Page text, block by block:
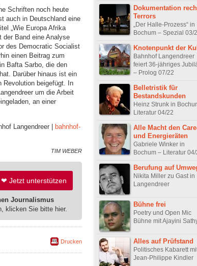
Schriften noch heute
auch in Deutschland eine
„Wie Europa Afrika
der Band eine Analyse
des Democratic Socialist
einen Beitrag zum
Bafta Sarbo, die den
Darüber hinaus ist ein
Revolution beigefügt. In
um die Arbeit
an einer
Langendreer |
bahnhof-
TIM WEBER
❤ Jetzt unterstützen
Journalismus
klicken Sie bitte hier.
Drucken
Dokumentation
Terrors
„Der Halle-Prozess“ in
Bochum – Spezial 03/
Knotenpunkt der
Bahnhof Langendreer
feiert 36-jähriges
– Prolog 07/22
Belletristik für
Bestandskunden
Heinz Strunk in
Literatur 04/22
Alle Macht den
und Energieräten
Gabriele Winker in
Bochum – Literatur 04/
Berufung auf
Nikita Miller zu Gast in
Langendreer
Bühne frei
Poetry und Open Mic
Bühne mit Ajayini
Alles auf Prüfstand
Politisches Kabarett
Jean-Philippe Kindler